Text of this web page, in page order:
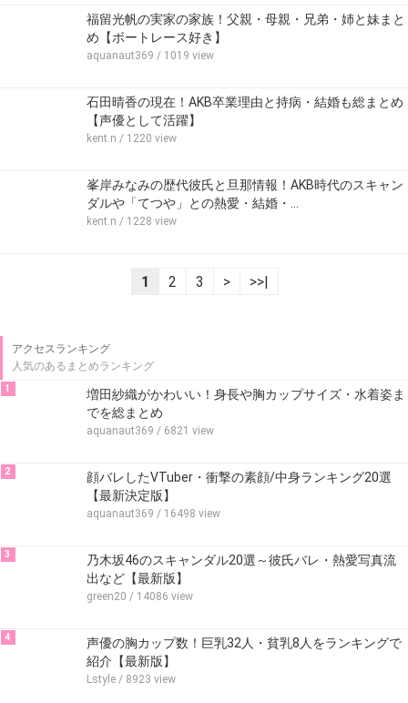
福留光帆の実家の家族！父親・母親・兄弟・姉と妹まと
め【ボートレース好き】
aquanaut369 / 1019 view
石田晴香の現在！AKB卒業理由と持病・結婚も総まとめ
【声優として活躍】
kent.n / 1220 view
峯岸みなみの歴代彼氏と旦那情報！AKB時代のスキャン
ダルや「てつや」との熱愛・結婚・…
kent.n / 1228 view
1 2 3 > >>|
アクセスランキング
人気のあるまとめランキング
1
増田紗織がかわいい！身長や胸カップサイズ・水着姿ま
でを総まとめ
aquanaut369 / 6821 view
2
顔バレしたVTuber・衝撃の素顔/中身ランキング20選
【最新決定版】
aquanaut369 / 16498 view
3
乃木坂46のスキャンダル20選～彼氏バレ・熱愛写真流
出など【最新版】
green20 / 14086 view
4
声優の胸カップ数！巨乳32人・貧乳8人をランキングで
紹介【最新版】
Lstyle / 8923 view